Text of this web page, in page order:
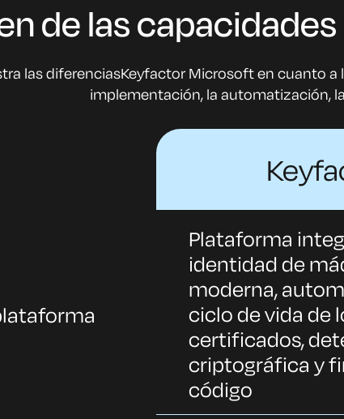
de las
las diferenciasKeyfactor Microsoft en cuanto
implementación, la automatización,
Plataforma
identidad de
moderna,
ciclo de vida de
certificados,
criptográfica y
código